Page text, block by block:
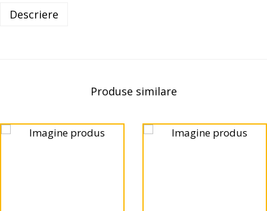
Descriere
Produse similare